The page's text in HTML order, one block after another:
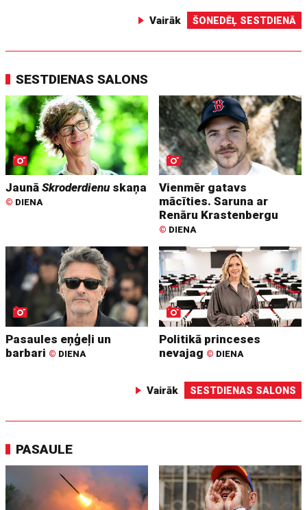
Vairāk ŠONEDĒĻ SESTDIENĀ
SESTDIENAS SALONS
JaunāSkroderdienuskaņa
© DIENA
Vienmēr gatavs
mācīties. Saruna ar
Renāru Krastenbergu
© DIENA
Pasaules eņģeļi un
barbari © DIENA
Politikā princeses
nevajag © DIENA
Vairāk SESTDIENAS SALONS
PASAULE